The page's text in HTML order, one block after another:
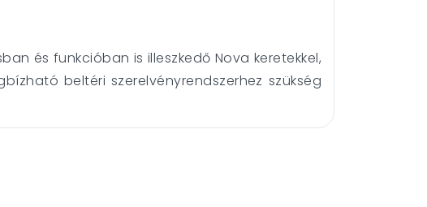
és funkcióban is illeszkedő Nova keretekkel,
beltéri szerelvényrendszerhez szükség